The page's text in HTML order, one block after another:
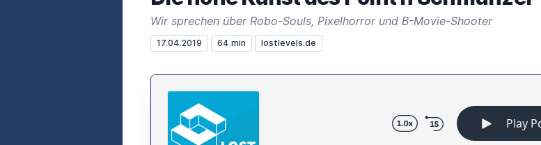
Wir sprechen über Robo-Souls, Pixelhorror und B-Movie-Shooter
17.04.2019 64 min lostlevels.de